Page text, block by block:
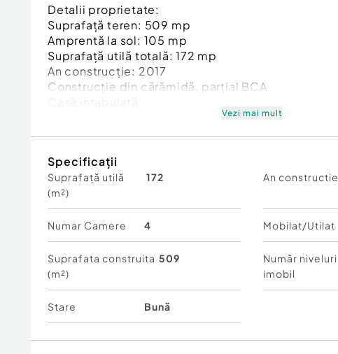
Detalii proprietate:
Suprafață teren: 509 mp
Amprentă la sol: 105 mp
Suprafață utilă totală: 172 mp
An construcție: 2017
Construcție din cărămidă, parțial BCA
4 camere
3 băi
Dotări și facilități:
Acoperiș din tablă
Centrală pe peleți
Panouri solare
Aer condiționat
Casă mobilată parțial
Beci
Vezi mai mult
Specificații
Suprafață utilă
(m²)
172 An constructie
Numar Camere 4 Mobilat/Utilat
Suprafata construita
(m²)
509
Număr niveluri
imobil
Stare Bună